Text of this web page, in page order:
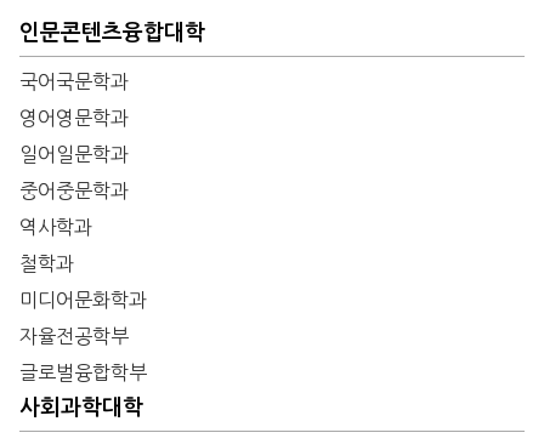
인문콘텐츠융합대학
국어국문학과
영어영문학과
일어일문학과
중어중문학과
역사학과
철학과
미디어문화학과
자율전공학부
글로벌융합학부
사회과학대학